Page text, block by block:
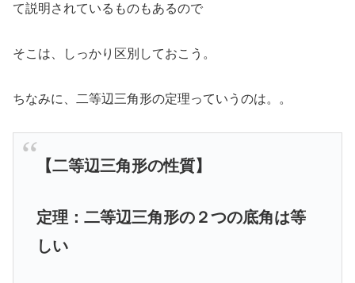
て説明されているものもあるので
そこは、しっかり区別しておこう。
ちなみに、二等辺三角形の定理っていうのは。。
【二等辺三角形の性質】
定理：二等辺三角形の２つの底角は等
しい